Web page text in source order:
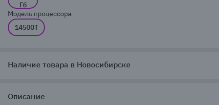
Гб
Модель процессора
14500T
Наличие товара в Новосибирске
Описание